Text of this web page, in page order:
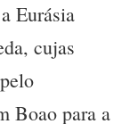
Eurásia
cujas
Boao para a